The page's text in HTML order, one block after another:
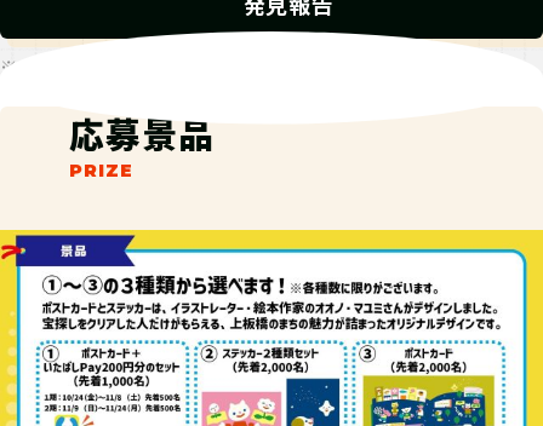
※発見報告にGPSを使用するクエストが一部存在します。
応募景品